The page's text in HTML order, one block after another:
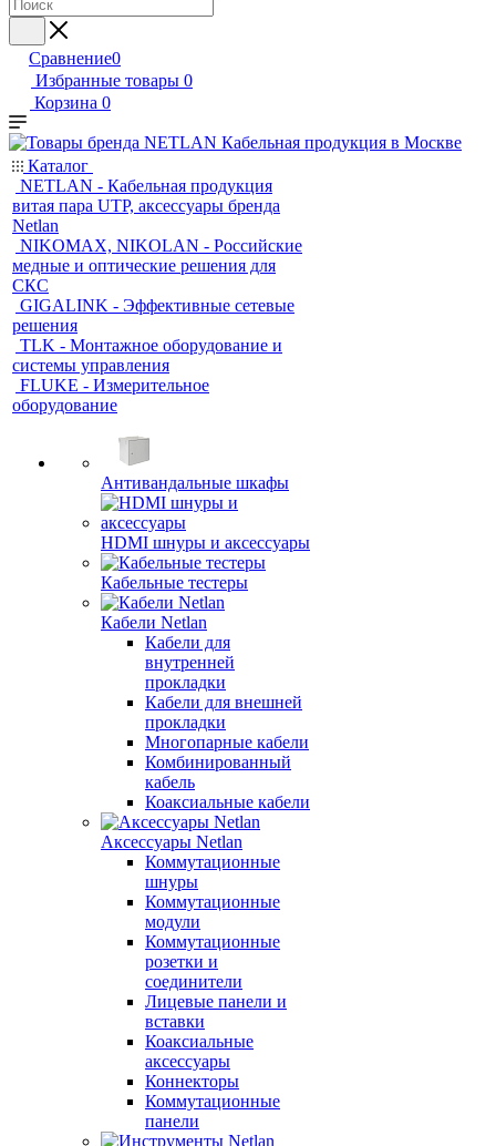
Сравнение0
Избранные товары 0
Корзина 0
Каталог
NETLAN - Кабельная продукция
витая пара UTP, аксессуары бренда
Netlan
NIKOMAX, NIKOLAN - Российские
медные и оптические решения для
СКС
GIGALINK - Эффективные сетевые
решения
TLK - Монтажное оборудование и
системы управления
FLUKE - Измерительное
оборудование
Антивандальные шкафы
HDMI шнуры и аксессуары
Кабельные тестеры
Кабели Netlan
Кабели для
внутренней
прокладки
Кабели для внешней
прокладки
Многопарные кабели
Комбинированный
кабель
Коаксиальные кабели
Аксессуары Netlan
Коммутационные
шнуры
Коммутационные
модули
Коммутационные
розетки и
соединители
Лицевые панели и
вставки
Коаксиальные
аксессуары
Коннекторы
Коммутационные
панели